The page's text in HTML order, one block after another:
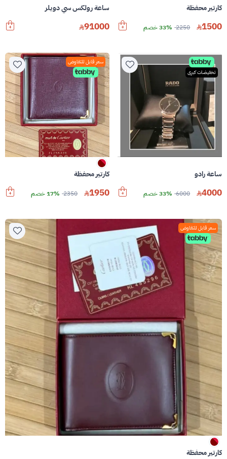
كارتير محفظة
1500
2250 33% خصم
ساعة رولكس سي دويلر
91000
تخفيضات كبرى
ساعة رادو
4000
6000 33% خصم
سعر قابل للتفاوض
كارتير محفظة
1950
2350 17% خصم
سعر قابل للتفاوض
كارتير محفظة